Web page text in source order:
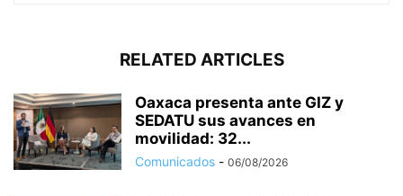
RELATED ARTICLES
Oaxaca presenta ante GIZ y
SEDATU sus avances en
movilidad: 32...
Comunicados - 06/08/2026